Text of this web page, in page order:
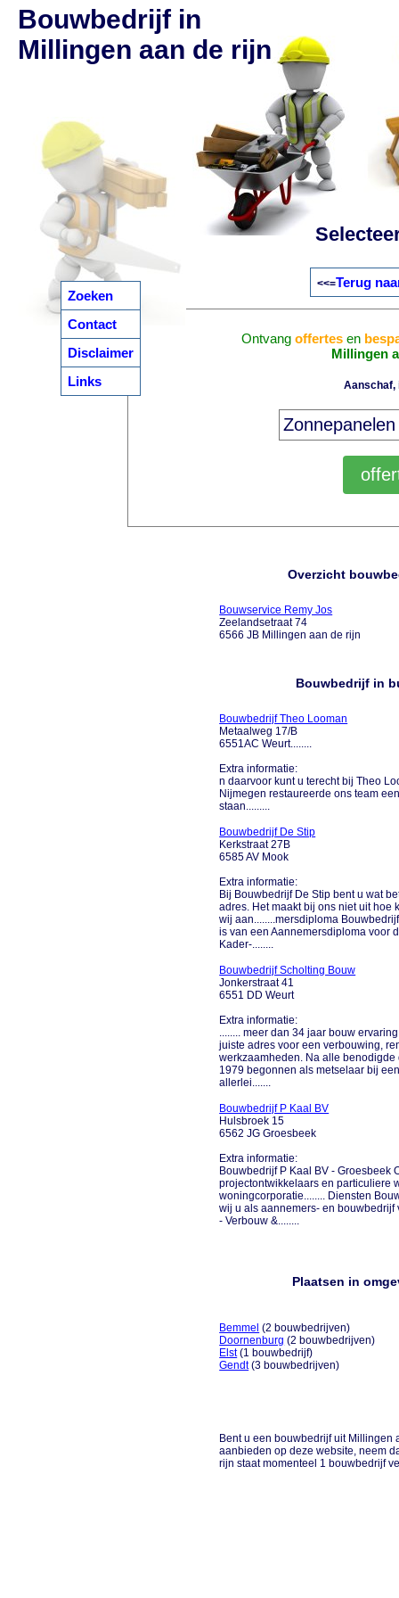
Zoeken
Contact
Disclaimer
Links
Bouwbedrijf in
Millingen aan de rijn
<<=Terug
Ontvang offertesen
Millingen
Aanschaf,
Overzicht
Bouwservice Remy Jos
Zeelandsetraat 74
6566 JB Millingen aan de rijn
Bouwbedrijf in
Bouwbedrijf Theo Looman
Metaalweg 17/B
6551AC Weurt........
Extra informatie:
n daarvoor kunt u terecht bij Theo
Nijmegen restaureerde ons team
staan.........
Bouwbedrijf De Stip
Kerkstraat 27B
6585 AV Mook
Extra informatie:
Bij Bouwbedrijf De Stip bent u wat
adres. Het maakt bij ons niet uit hoe
wij aan........mersdiploma
is van een Aannemersdiploma voor
Kader-........
Bouwbedrijf Scholting Bouw
Jonkerstraat 41
6551 DD Weurt
Extra informatie:
........ meer dan 34 jaar bouw
juiste adres voor een verbouwing,
werkzaamheden. Na alle
1979 begonnen als metselaar bij
allerlei.......
Bouwbedrijf P Kaal BV
Hulsbroek 15
6562 JG Groesbeek
Extra informatie:
Bouwbedrijf P Kaal BV - Groesbeek
projectontwikkelaars en particuliere
woningcorporatie........ Diensten
wij u als aannemers- en
- Verbouw &........
Plaatsen in
Bemmel (2 bouwbedrijven)
Doornenburg (2 bouwbedrijven)
Elst(1 bouwbedrijf)
Gendt(3 bouwbedrijven)
Bent u een bouwbedrijf uit
aanbieden op deze website, neem
rijn staat momenteel 1 bouwbedrijf